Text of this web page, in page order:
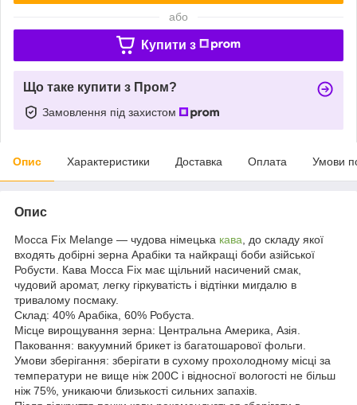
або
Купити з
Що таке купити з Пром?
Замовлення під захистом
Опис Характеристики Доставка Оплата Умови
Опис
Mocca Fix Melange — чудова німецька кава , до складу якої
входять добірні зерна Арабіки та найкращі боби азійської
Робусти. Кава Mocca Fix має щільний насичений смак,
чудовий аромат, легку гіркуватість і відтінки мигдалю в
тривалому посмаку.
Склад: 40% Арабіка, 60% Робуста.
Місце вирощування зерна: Центральна Америка, Азія.
Паковання: вакуумний брикет із багатошарової фольги.
Умови зберігання: зберігати в сухому прохолодному місці за
температури не вище ніж 200C і відносної вологості не більш
ніж 75%, уникаючи близькості сильних запахів.